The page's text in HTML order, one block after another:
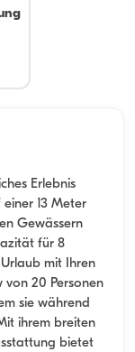
Erlebnis
13 Meter
Gewässern
für 8
mit Ihren
von 20 Personen
sie während
ihrem breiten
bietet